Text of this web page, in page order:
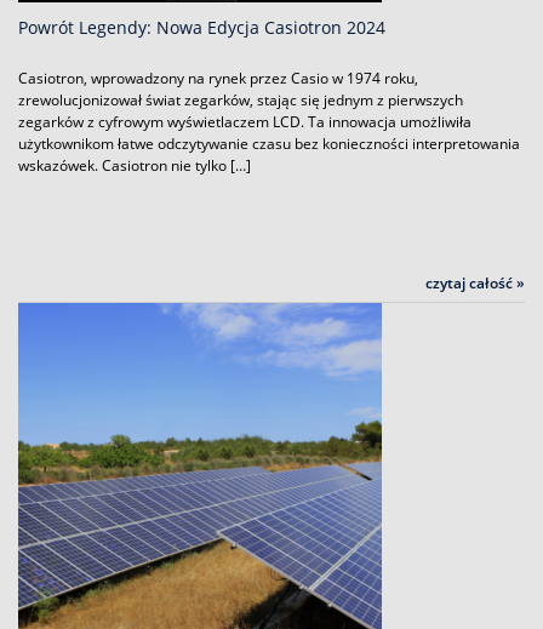
Powrót Legendy: Nowa Edycja Casiotron 2024
Casiotron, wprowadzony na rynek przez Casio w 1974 roku,
zrewolucjonizował świat zegarków, stając się jednym z pierwszych
zegarków z cyfrowym wyświetlaczem LCD. Ta innowacja umożliwiła
użytkownikom łatwe odczytywanie czasu bez konieczności interpretowania
wskazówek. Casiotron nie tylko […]
czytaj całość »